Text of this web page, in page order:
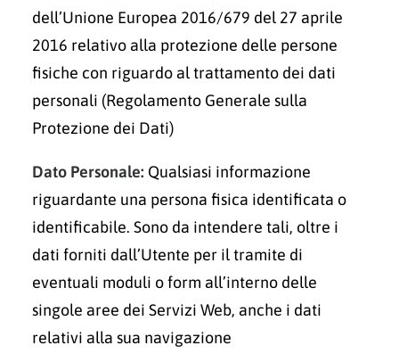
dell’Unione Europea 2016/679 del 27 aprile
2016 relativo alla protezione delle persone
fisiche con riguardo al trattamento dei dati
personali (Regolamento Generale sulla
Protezione dei Dati)
Dato Personale: Qualsiasi informazione
riguardante una persona fisica identificata o
identificabile. Sono da intendere tali, oltre i
dati forniti dall’Utente per il tramite di
eventuali moduli o form all’interno delle
singole aree dei Servizi Web, anche i dati
relativi alla sua navigazione